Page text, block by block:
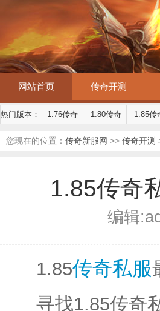
网站首页 传奇开测
热门版本： 1.76传奇 1.80传奇 1.85传
您现在的位置： 传奇新服网 >> 传奇开测
1.85传奇
编辑
1.85传奇私服
寻找1.85传奇